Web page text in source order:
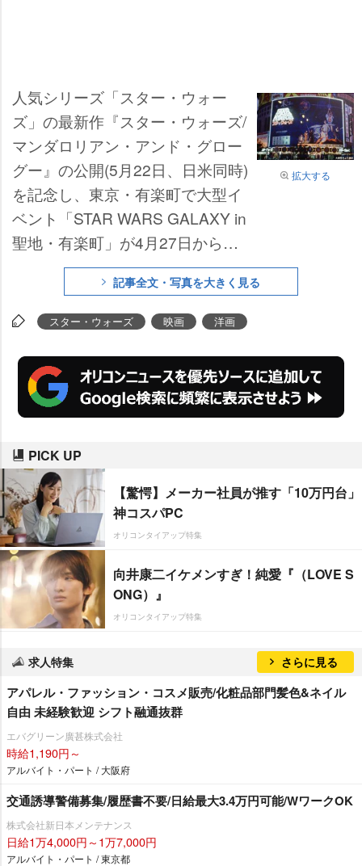
拡大する
人気シリーズ「スター・ウォー
ズ」の最新作『スター・ウォーズ/
マンダロリアン・アンド・グロー
グー』の公開(5月22日、日米同時)
を記念し、東京・有楽町で大型イ
ベント「STAR WARS GALAXY in
聖地・有楽町」が4月27日から開
催されることが決定した。
記事全文・写真を大きく見る
スター・ウォーズ 映画 洋画
PICK UP
【驚愕】メーカー社員が推す「10万円台」
神コスパPC
オリコンタイアップ特集
向井康二イケメンすぎ！純愛『（LOVE S
ONG）』
オリコンタイアップ特集
求人特集 さらに見る
アパレル・ファッション・コスメ販売/化粧品部門髪色&ネイル
自由 未経験歓迎 シフト融通抜群
エバグリーン廣甚株式会社
時給1,190円～
アルバイト・パート / 大阪府
交通誘導警備募集/履歴書不要/日給最大3.4万円可能/WワークOK
株式会社新日本メンテナンス
日給1万4,000円～1万7,000円
アルバイト・パート / 東京都